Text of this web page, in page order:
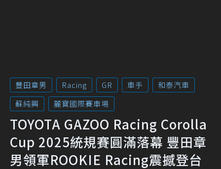
豐田章男 Racing GR 車手
和泰汽車
蘇純興
麗寶國際賽車場
TOYOTA GAZOO Racing Corolla
Cup 2025統規賽圓滿落幕 豐田章
男領軍ROOKIE Racing震撼登台